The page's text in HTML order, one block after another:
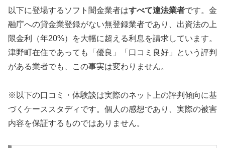
以下に登場するソフト闇金業者はすべて違法業者です。金
融庁への貸金業登録がない無登録業者であり、出資法の上
限金利（年20%）を大幅に超える利息を請求しています。
津野町在住であっても「優良」「口コミ良好」という評判
がある業者でも、この事実は変わりません。
※以下の口コミ・体験談は実際のネット上の評判傾向に基
づくケーススタディです。個人の感想であり、実際の被害
内容を保証するものではありません。